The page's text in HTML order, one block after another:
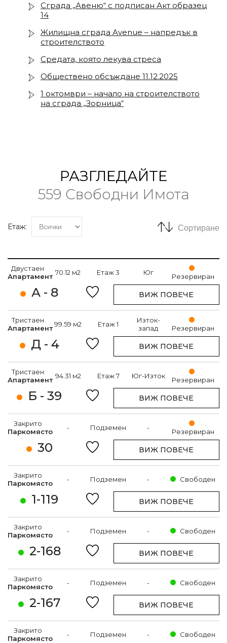
Сграда „Авеню“ с подписан Акт образец
14
Жилищна сграда Avenue – напредък в
строителството
Средата, която лекува стреса
Обществено обсъждане 11.12.2025
1 октомври – начало на строителството
на сграда „Зорница“
РАЗГЛЕДАЙТЕ
559 Свободни Имота
Етаж: Сортиране
А - 8
Двустаен
Апартамент 70.12 м2 Етаж 3 Юг Резервиран
ВИЖ ПОВЕЧЕ
Д - 4
Тристаен
Апартамент99.59 м2 Етаж 1
Изток-
запад
Резервиран
ВИЖ ПОВЕЧЕ
Б - 39
Тристаен
Апартамент 94.31 м2 Етаж 7 Юг-Изток Резервиран
ВИЖ ПОВЕЧЕ
30
Закрито
Паркомясто
- Подземен - Резервиран
ВИЖ ПОВЕЧЕ
1-119
Закрито
Паркомясто
- Подземен - Свободен
ВИЖ ПОВЕЧЕ
2-168
Закрито
Паркомясто
- Подземен - Свободен
ВИЖ ПОВЕЧЕ
2-167
Закрито
Паркомясто
- Подземен - Свободен
ВИЖ ПОВЕЧЕ
Закрито
Паркомясто
- Подземен - Свободен